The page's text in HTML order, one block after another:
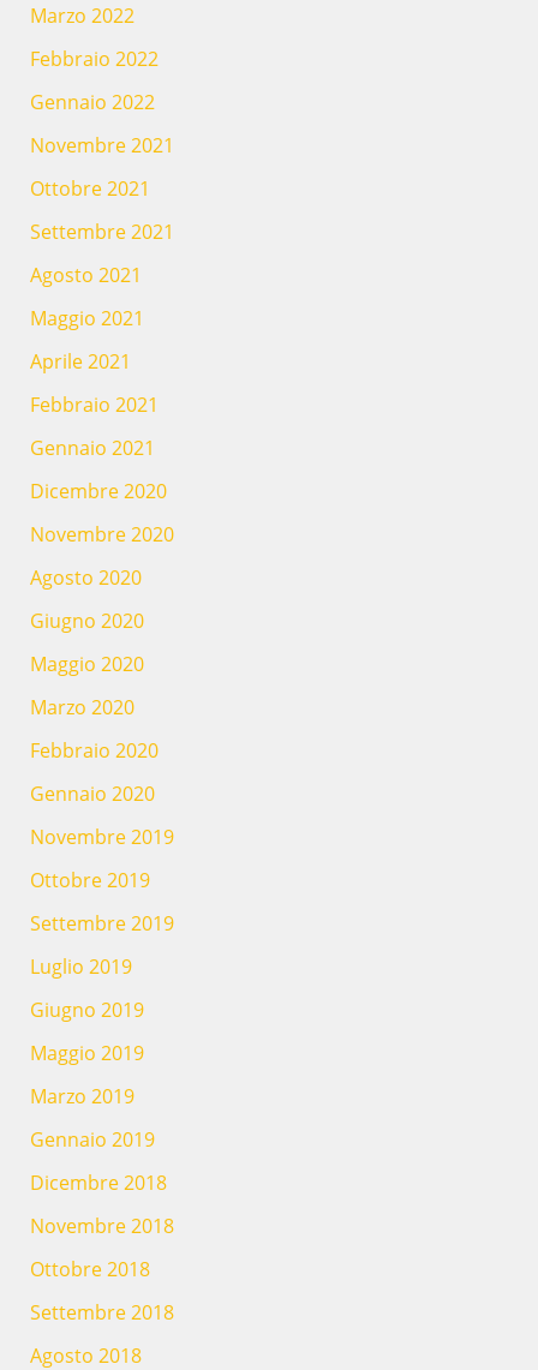
Marzo 2022
Febbraio 2022
Gennaio 2022
Novembre 2021
Ottobre 2021
Settembre 2021
Agosto 2021
Maggio 2021
Aprile 2021
Febbraio 2021
Gennaio 2021
Dicembre 2020
Novembre 2020
Agosto 2020
Giugno 2020
Maggio 2020
Marzo 2020
Febbraio 2020
Gennaio 2020
Novembre 2019
Ottobre 2019
Settembre 2019
Luglio 2019
Giugno 2019
Maggio 2019
Marzo 2019
Gennaio 2019
Dicembre 2018
Novembre 2018
Ottobre 2018
Settembre 2018
Agosto 2018